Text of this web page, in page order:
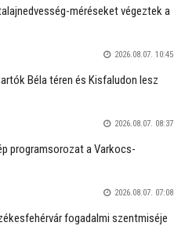
méréseket végeztek a
2026.08.07. 10:45
Béla téren és Kisfaludon lesz
2026.08.07. 08:37
programsorozat a Varkocs-
2026.08.07. 07:08
fogadalmi szentmiséje